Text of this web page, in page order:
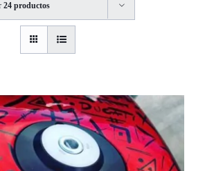
24 productos